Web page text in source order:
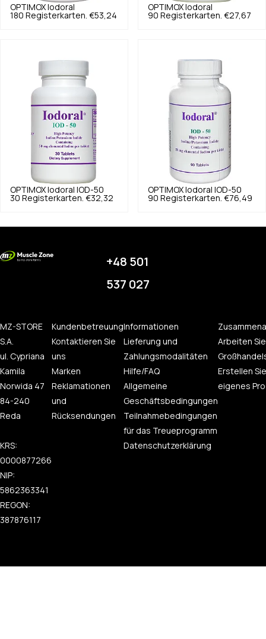
OPTIMOX Iodoral
180 Registerkarten. €53,24
OPTIMOX Iodoral
90 Registerkarten. €27,67
OPTIMOX Iodoral IOD-50
30 Registerkarten. €32,32
OPTIMOX Iodoral IOD-50
90 Registerkarten. €76,49
+48 501
537 027
MZ-STORE
S.A.
ul. Cypriana
Kamila
Norwida 47
84-240
Reda
KRS:
0000877266
NIP:
5862363341
REGON:
387876117
Kundenbetreuung
Kontaktieren Sie
uns
Marken
Reklamationen
und
Rücksendungen
Informationen
Lieferung und
Zahlungsmodalitäten
Hilfe/FAQ
Allgemeine
Geschäftsbedingungen
Teilnahmebedingungen
für das Treueprogramm
Datenschutzerklärung
Arbeiten
Erstellen
eigenes